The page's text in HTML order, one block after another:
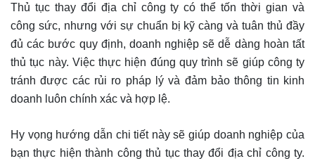
Thủ tục thay đổi địa chỉ công ty có thể tốn thời gian và
công sức, nhưng với sự chuẩn bị kỹ càng và tuân thủ đầy
đủ các bước quy định, doanh nghiệp sẽ dễ dàng hoàn tất
thủ tục này. Việc thực hiện đúng quy trình sẽ giúp công ty
tránh được các rủi ro pháp lý và đảm bảo thông tin kinh
doanh luôn chính xác và hợp lệ.
Hy vọng hướng dẫn chi tiết này sẽ giúp doanh nghiệp của
bạn thực hiện thành công thủ tục thay đổi địa chỉ công ty.